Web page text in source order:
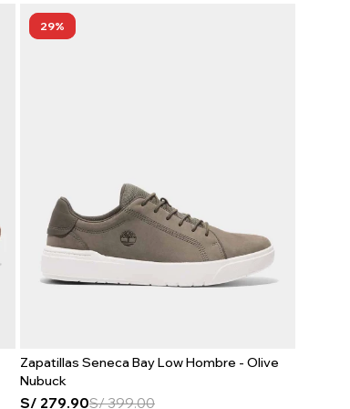
29
Zapatillas Seneca Bay Low Hombre - Olive
Nubuck
S/ 279.90S/399.00